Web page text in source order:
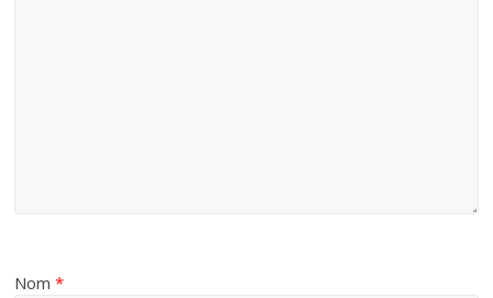
Nom*